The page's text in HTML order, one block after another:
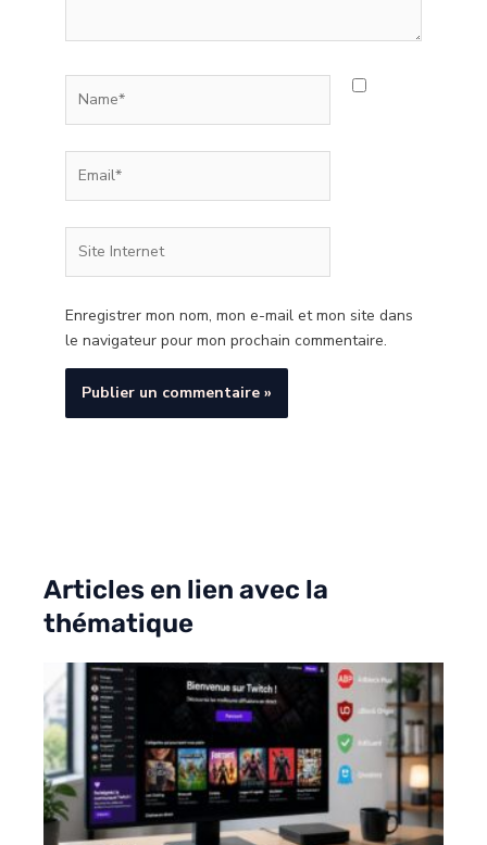
Internet
Enregistrer mon nom, mon e-mail et mon site dans
le navigateur pour mon prochain commentaire.
Articles en lien avec la
thématique